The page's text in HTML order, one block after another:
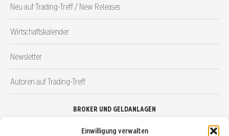
Einwilligung verwalten
Neu auf Trading-Treff / New Releases
Wirtschaftskalender
Newsletter
Autoren auf Trading-Treff
BROKER UND GELDANLAGEN